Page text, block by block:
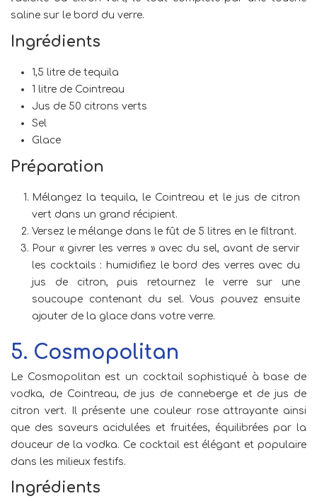
saline sur le bord du verre.
Ingrédients
1,5 litre de tequila
1 litre de Cointreau
Jus de 50 citrons verts
Sel
Glace
Préparation
Mélangez la tequila, le Cointreau et le jus de citron
vert dans un grand récipient.
Versez le mélange dans le fût de 5 litres en le filtrant.
Pour « givrer les verres » avec du sel, avant de servir
les cocktails : humidifiez le bord des verres avec du
jus de citron, puis retournez le verre sur une
soucoupe contenant du sel. Vous pouvez ensuite
ajouter de la glace dans votre verre.
5. Cosmopolitan
Le Cosmopolitan est un cocktail sophistiqué à base de
vodka, de Cointreau, de jus de canneberge et de jus de
citron vert. Il présente une couleur rose attrayante ainsi
que des saveurs acidulées et fruitées, équilibrées par la
douceur de la vodka. Ce cocktail est élégant et populaire
dans les milieux festifs.
Ingrédients